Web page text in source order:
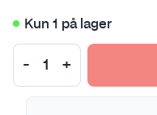
Kun 1 på lager